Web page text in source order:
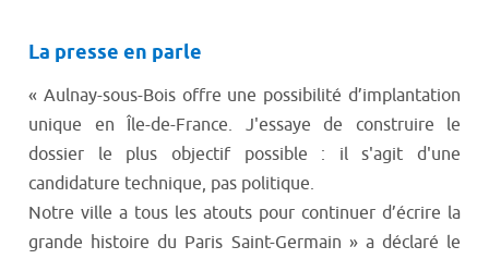
La presse en parle
« Aulnay-sous-Bois offre une possibilité d’implantation
unique en Île-de-France. J'essaye de construire le
dossier le plus objectif possible : il s'agit d'une
candidature technique, pas politique.
Notre ville a tous les atouts pour continuer d’écrire la
grande histoire du Paris Saint-Germain » a déclaré le